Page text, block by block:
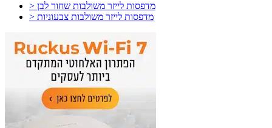
> מדפסות לייזר משולבות שחור לבן
> מדפסות לייזר משולבות צבעוניות